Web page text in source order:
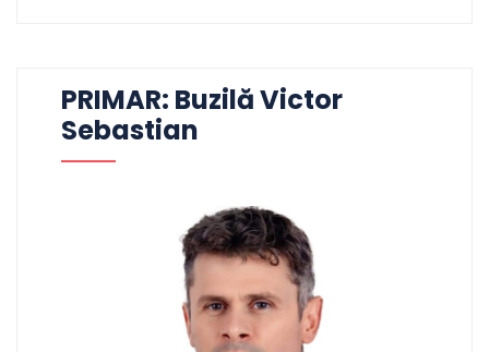
PRIMAR: Buzilă Victor
Sebastian